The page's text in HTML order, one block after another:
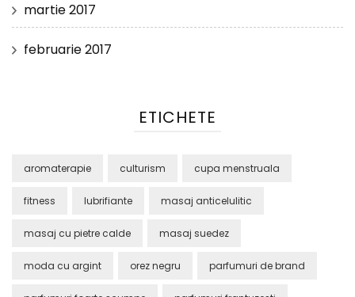
martie 2017
februarie 2017
ETICHETE
aromaterapie culturism cupa menstruala
fitness lubrifiante masaj anticelulitic
masaj cu pietre calde masaj suedez
moda cu argint orez negru parfumuri de brand